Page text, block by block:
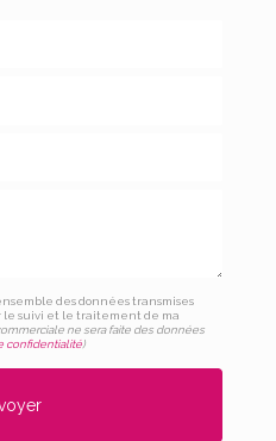
des données transmises
le suivi et le traitement de ma
ne sera faite des données
confidentialité)